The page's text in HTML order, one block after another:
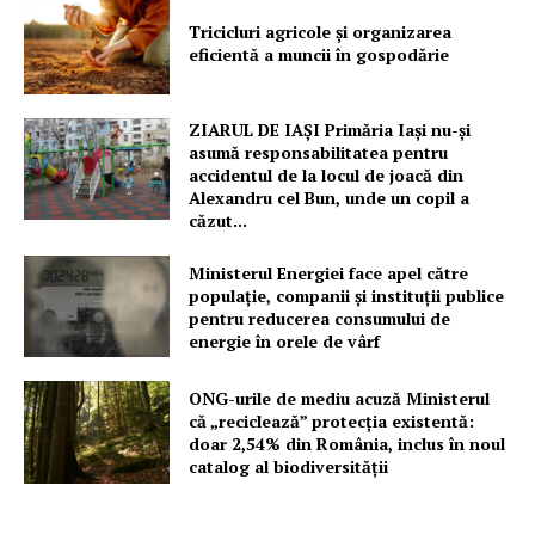
Tricicluri agricole și organizarea
eficientă a muncii în gospodărie
ZIARUL DE IAȘI Primăria Iași nu-și
asumă responsabilitatea pentru
accidentul de la locul de joacă din
Alexandru cel Bun, unde un copil a
căzut...
Ministerul Energiei face apel către
populație, companii și instituții publice
pentru reducerea consumului de
energie în orele de vârf
ONG-urile de mediu acuză Ministerul
că „reciclează” protecția existentă:
doar 2,54% din România, inclus în noul
catalog al biodiversității